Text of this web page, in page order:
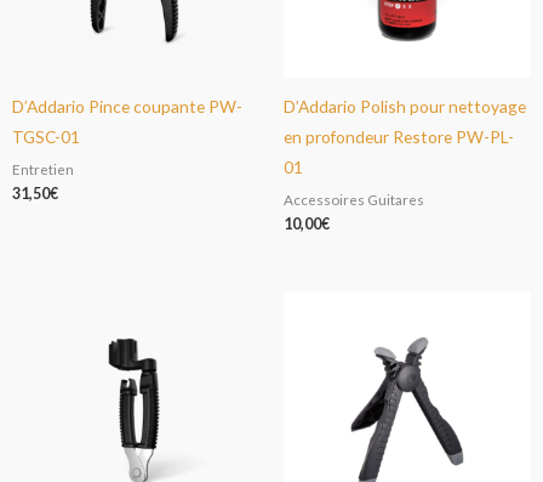
D’Addario Pince coupante PW-
TGSC-01
Entretien
31,50€
D’Addario Polish pour nettoyage
en profondeur Restore PW-PL-
01
Accessoires Guitares
10,00€